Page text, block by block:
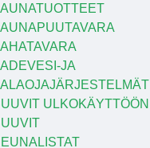
JA
ULKOKÄYTTÖÖN